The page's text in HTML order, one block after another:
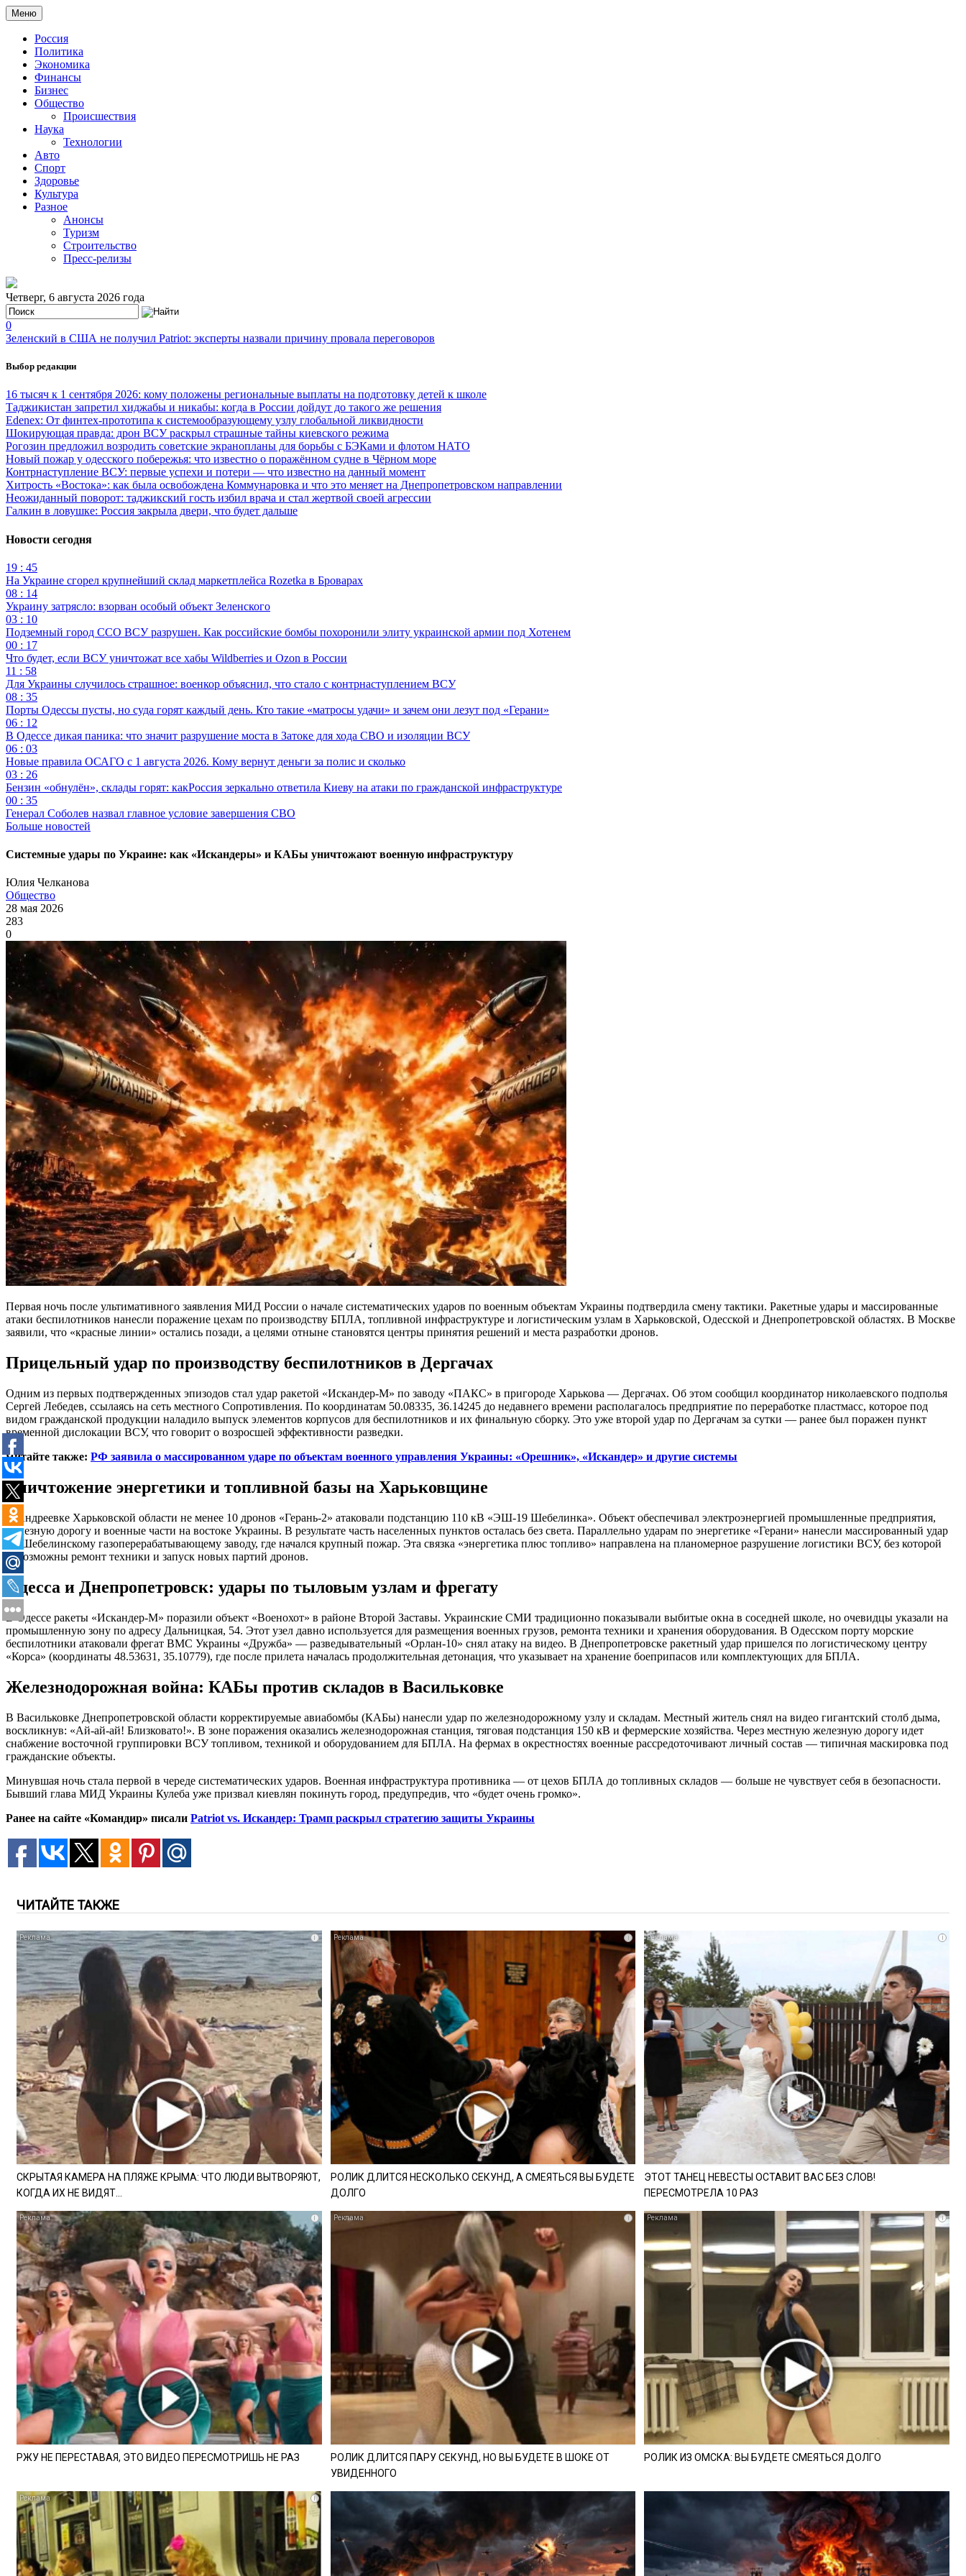
Меню
Россия
Политика
Экономика
Финансы
Бизнес
Общество
Происшествия
Наука
Технологии
Авто
Спорт
Здоровье
Культура
Разное
Анонсы
Туризм
Строительство
Пресс-релизы
Четверг, 6 августа 2026 года
0
Зеленский в США не получил Patriot: эксперты назвали причину провала переговоров
Выбор редакции
16 тысяч к 1 сентября 2026: кому положены региональные выплаты на подготовку детей к школе
Таджикистан запретил хиджабы и никабы: когда в России дойдут до такого же решения
Edenex: От финтех-прототипа к системообразующему узлу глобальной ликвидности
Шокирующая правда: дрон ВСУ раскрыл страшные тайны киевского режима
Рогозин предложил возродить советские экранопланы для борьбы с БЭКами и флотом НАТО
Новый пожар у одесского побережья: что известно о поражённом судне в Чёрном море
Контрнаступление ВСУ: первые успехи и потери — что известно на данный момент
Хитрость «Востока»: как была освобождена Коммунаровка и что это меняет на Днепропетровском направлении
Неожиданный поворот: таджикский гость избил врача и стал жертвой своей агрессии
Галкин в ловушке: Россия закрыла двери, что будет дальше
Новости сегодня
19 : 45
На Украине сгорел крупнейший склад маркетплейса Rozetka в Броварах
08 : 14
Украину затрясло: взорван особый объект Зеленского
03 : 10
Подземный город ССО ВСУ разрушен. Как российские бомбы похоронили элиту украинской армии под Хотенем
00 : 17
Что будет, если ВСУ уничтожат все хабы Wildberries и Ozon в России
11 : 58
Для Украины случилось страшное: военкор объяснил, что стало с контрнаступлением ВСУ
08 : 35
Порты Одессы пусты, но суда горят каждый день. Кто такие «матросы удачи» и зачем они лезут под «Герани»
06 : 12
В Одессе дикая паника: что значит разрушение моста в Затоке для хода СВО и изоляции ВСУ
06 : 03
Новые правила ОСАГО с 1 августа 2026. Кому вернут деньги за полис и сколько
03 : 26
Бензин «обнулён», склады горят: какРоссия зеркально ответила Киеву на атаки по гражданской инфраструктуре
00 : 35
Генерал Соболев назвал главное условие завершения СВО
Больше новостей
Системные удары по Украине: как «Искандеры» и КАБы уничтожают военную инфраструктуру
Юлия Челканова
Общество
28 мая 2026
283
0
Первая ночь после ультимативного заявления МИД России о начале систематических ударов по военным объектам Украины подтвердила смену тактики. Ракетные удары и массированные
атаки беспилотников нанесли поражение цехам по производству БПЛА, топливной инфраструктуре и логистическим узлам в Харьковской, Одесской и Днепропетровской областях. В Москве
заявили, что «красные линии» остались позади, а целями отныне становятся центры принятия решений и места разработки дронов.
Прицельный удар по производству беспилотников в Дергачах
Одним из первых подтвержденных эпизодов стал удар ракетой «Искандер-М» по заводу «ПАКС» в пригороде Харькова — Дергачах. Об этом сообщил координатор николаевского подполья
Сергей Лебедев, ссылаясь на сеть местного Сопротивления. По координатам 50.08335, 36.14245 до недавнего времени располагалось предприятие по переработке пластмасс, которое под
видом гражданской продукции наладило выпуск элементов корпусов для беспилотников и их финальную сборку. Это уже второй удар по Дергачам за сутки — ранее был поражен пункт
временной дислокации ВСУ, что говорит о возросшей эффективности разведки.
Читайте также: РФ заявила о массированном ударе по объектам военного управления Украины: «Орешник», «Искандер» и другие системы
Уничтожение энергетики и топливной базы на Харьковщине
В Андреевке Харьковской области не менее 10 дронов «Герань-2» атаковали подстанцию 110 кВ «ЭШ-19 Шебелинка». Объект обеспечивал электроэнергией промышленные предприятия,
железную дорогу и военные части на востоке Украины. В результате часть населенных пунктов осталась без света. Параллельно ударам по энергетике «Герани» нанесли массированный удар
по Шебелинскому газоперерабатывающему заводу, где начался крупный пожар. Эта связка «энергетика плюс топливо» направлена на планомерное разрушение логистики ВСУ, без которой
невозможны ремонт техники и запуск новых партий дронов.
Одесса и Днепропетровск: удары по тыловым узлам и фрегату
В Одессе ракеты «Искандер-М» поразили объект «Военохот» в районе Второй Заставы. Украинские СМИ традиционно показывали выбитые окна в соседней школе, но очевидцы указали на
промышленную зону по адресу Дальницкая, 54. Этот узел давно используется для размещения военных грузов, ремонта техники и хранения оборудования. В Одесском порту морские
беспилотники атаковали фрегат ВМС Украины «Дружба» — разведывательный «Орлан-10» снял атаку на видео. В Днепропетровске ракетный удар пришелся по логистическому центру
«Корса» (координаты 48.53631, 35.10779), где после прилета началась продолжительная детонация, что указывает на хранение боеприпасов или комплектующих для БПЛА.
Железнодорожная война: КАБы против складов в Васильковке
В Васильковке Днепропетровской области корректируемые авиабомбы (КАБы) нанесли удар по железнодорожному узлу и складам. Местный житель снял на видео гигантский столб дыма,
воскликнув: «Ай-ай-ай! Близковато!». В зоне поражения оказались железнодорожная станция, тяговая подстанция 150 кВ и фермерские хозяйства. Через местную железную дорогу идет
снабжение восточной группировки ВСУ топливом, техникой и оборудованием для БПЛА. На фермах в окрестностях военные рассредоточивают личный состав — типичная маскировка под
гражданские объекты.
Минувшая ночь стала первой в череде систематических ударов. Военная инфраструктура противника — от цехов БПЛА до топливных складов — больше не чувствует себя в безопасности.
Бывший глава МИД Украины Кулеба уже призвал киевлян покинуть город, предупредив, что «будет очень громко».
Ранее на сайте «Командир» писали Patriot vs. Искандер: Трамп раскрыл стратегию защиты Украины
ЧИТАЙТЕ ТАКЖЕ
i
СКРЫТАЯ КАМЕРА НА ПЛЯЖЕ КРЫМА: ЧТО ЛЮДИ ВЫТВОРЯЮТ,
КОГДА ИХ НЕ ВИДЯТ...
i
РОЛИК ДЛИТСЯ НЕСКОЛЬКО СЕКУНД, А СМЕЯТЬСЯ ВЫ БУДЕТЕ
ДОЛГО
i
ЭТОТ ТАНЕЦ НЕВЕСТЫ ОСТАВИТ ВАС БЕЗ СЛОВ!
ПЕРЕСМОТРЕЛА 10 РАЗ
i
РЖУ НЕ ПЕРЕСТАВАЯ, ЭТО ВИДЕО ПЕРЕСМОТРИШЬ НЕ РАЗ
i
РОЛИК ДЛИТСЯ ПАРУ СЕКУНД, НО ВЫ БУДЕТЕ В ШОКЕ ОТ
УВИДЕННОГО
i
РОЛИК ИЗ ОМСКА: ВЫ БУДЕТЕ СМЕЯТЬСЯ ДОЛГО
i